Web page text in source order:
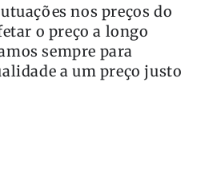
nos preços do
o preço a longo
sempre para
a um preço justo